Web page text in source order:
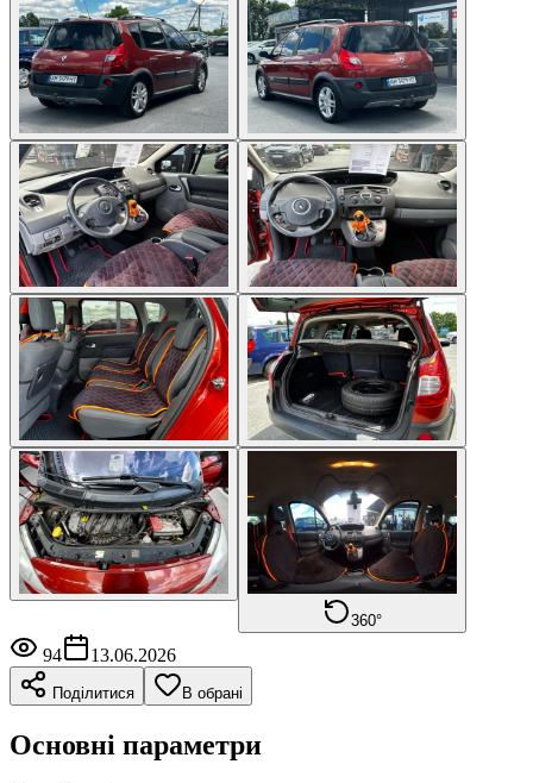
360°
94 13.06.2026
Поділитися В обрані
Основні параметри